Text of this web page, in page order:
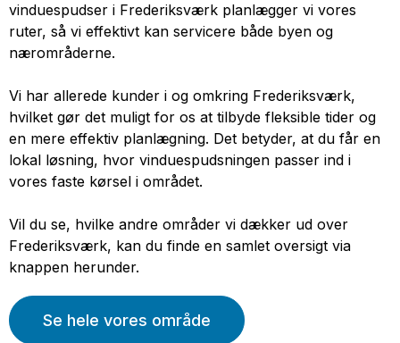
vinduespudser i Frederiksværk planlægger vi vores
ruter, så vi effektivt kan servicere både byen og
nærområderne.
Vi har allerede kunder i og omkring Frederiksværk,
hvilket gør det muligt for os at tilbyde fleksible tider og
en mere effektiv planlægning. Det betyder, at du får en
lokal løsning, hvor vinduespudsningen passer ind i
vores faste kørsel i området.
Vil du se, hvilke andre områder vi dækker ud over
Frederiksværk, kan du finde en samlet oversigt via
knappen herunder.
Se hele vores område